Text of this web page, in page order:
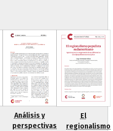
Análisis y
perspectivas
El
regionalismo